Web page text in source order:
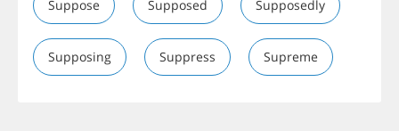
Suppose Supposed Supposedly
Supposing Suppress Supreme